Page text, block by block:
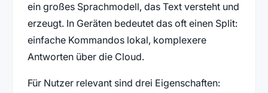
ein großes Sprachmodell, das Text versteht und
erzeugt. In Geräten bedeutet das oft einen Split:
einfache Kommandos lokal, komplexere
Antworten über die Cloud.
Für Nutzer relevant sind drei Eigenschaften: